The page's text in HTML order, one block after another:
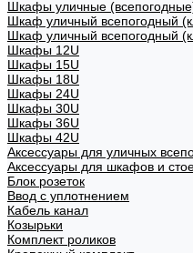
Шкафы уличные
Шкаф уличный всепогодный
Шкаф уличный всепогодный
Шкафы 12U
Шкафы 15U
Шкафы 18U
Шкафы 24U
Шкафы 30U
Шкафы 36U
Шкафы 42U
Аксессуары для уличных
Аксессуары для шкафов и
Блок розеток
Ввод с уплотнением
Кабель канал
Козырьки
Комплект роликов